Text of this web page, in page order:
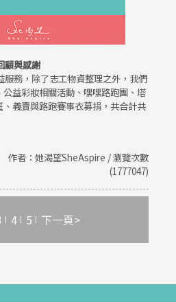
顧與感謝
服務，除了志工物資整理之外，我們
益彩妝相關活動、嘿嘿路跑團、塔
義賣與路跑賽事衣募捐，共合計共
作者：她渴望SheAspire / 瀏覽次數
(1777047)
4 5 下一頁>